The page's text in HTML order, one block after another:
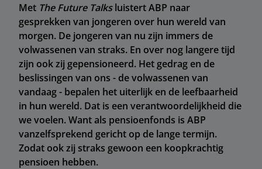
Met The Future Talksluistert ABP naar
gesprekken van jongeren over hun wereld van
morgen. De jongeren van nu zijn immers de
volwassenen van straks. En over nog langere tijd
zijn ook zij gepensioneerd. Het gedrag en de
beslissingen van ons - de volwassenen van
vandaag - bepalen het uiterlijk en de leefbaarheid
in hun wereld. Dat is een verantwoordelijkheid die
we voelen. Want als pensioenfonds is ABP
vanzelfsprekend gericht op de lange termijn.
Zodat ook zij straks gewoon een koopkrachtig
pensioen hebben.